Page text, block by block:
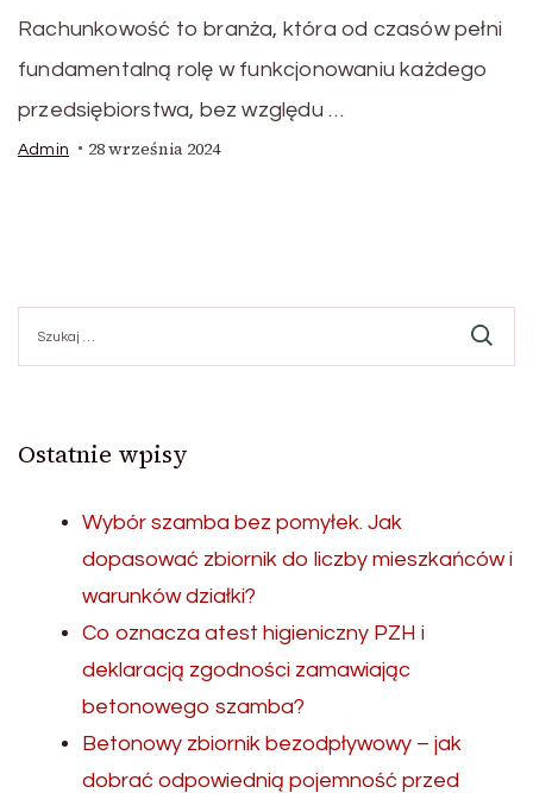
Rachunkowość to branża, która od czasów pełni
fundamentalną rolę w funkcjonowaniu każdego
przedsiębiorstwa, bez względu …
Admin 28 września 2024
Ostatnie wpisy
Wybór szamba bez pomyłek. Jak
dopasować zbiornik do liczby mieszkańców i
warunków działki?
Co oznacza atest higieniczny PZH i
deklaracją zgodności zamawiając
betonowego szamba?
Betonowy zbiornik bezodpływowy – jak
dobrać odpowiednią pojemność przed